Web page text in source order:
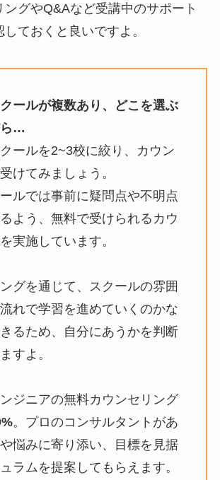
ングやQ&Aなど受講中のサポート
ておくと良いですよ。
ールが複数あり、どこを選ぶ
ら…
ールを2~3校に絞り、カウン
けてみましょう。
ルでは事前に疑問点や不明点
よう、無料で受けられるカウ
実施しています。
グを通じて、スクールの雰囲
れで学習を進めていくのかな
るため、自分にあうかを判断
すよ。
ジニアの無料カウンセリング
。プロのコンサルタントがあ
悩みに寄り添い、目標を見据
ラムを提案してもらえます。